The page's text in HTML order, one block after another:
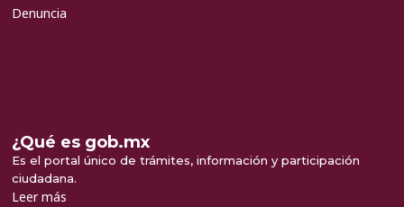
Denuncia
¿Qué es gob.mx
Es el portal único de trámites, información y participación
ciudadana.
Leer más